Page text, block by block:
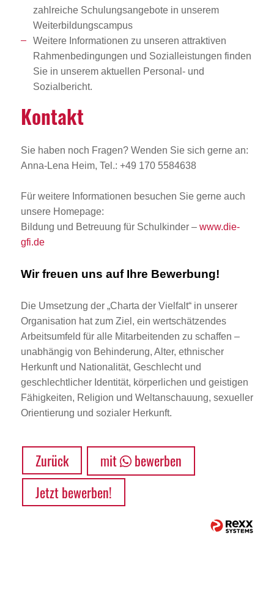
zahlreiche Schulungsangebote in unserem
Weiterbildungscampus
Weitere Informationen zu unseren attraktiven
Rahmenbedingungen und Sozialleistungen finden
Sie in unserem aktuellen Personal- und
Sozialbericht.
Kontakt
Sie haben noch Fragen? Wenden Sie sich gerne an:
Anna-Lena Heim, Tel.: +49 170 5584638
Für weitere Informationen besuchen Sie gerne auch
unsere Homepage:
Bildung und Betreuung für Schulkinder – www.die-
gfi.de
Wir freuen uns auf Ihre Bewerbung!
Die Umsetzung der „Charta der Vielfalt“ in unserer
Organisation hat zum Ziel, ein wertschätzendes
Arbeitsumfeld für alle Mitarbeitenden zu schaffen –
unabhängig von Behinderung, Alter, ethnischer
Herkunft und Nationalität, Geschlecht und
geschlechtlicher Identität, körperlichen und geistigen
Fähigkeiten, Religion und Weltanschauung, sexueller
Orientierung und sozialer Herkunft.
Zurück mit
bewerben
Jetzt bewerben!